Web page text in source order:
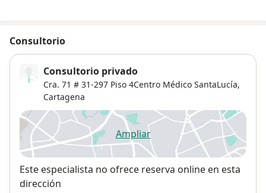
Consultorio
Consultorio privado
Cra. 71 # 31-297 Piso 4Centro Médico SantaLucía,
Cartagena
Ampliarse abre en una nueva
Disponibilidad
Este especialista no ofrece reserva online en esta
dirección